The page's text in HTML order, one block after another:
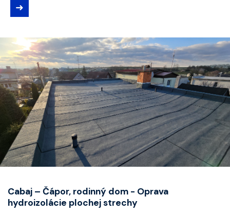
➜
Cabaj – Čápor, rodinný dom - Oprava
hydroizolácie plochej strechy